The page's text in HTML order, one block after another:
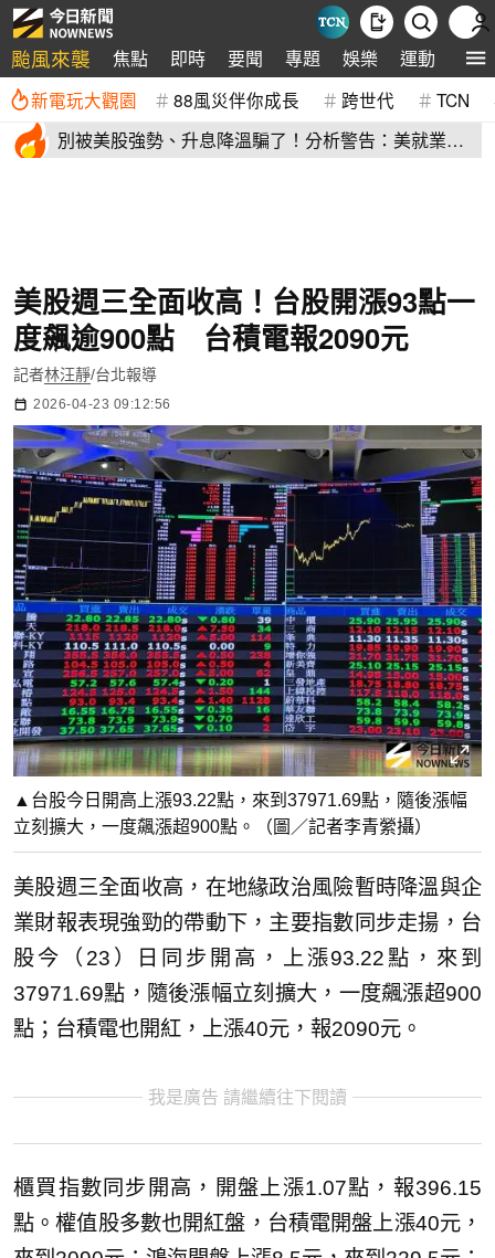
颱風來襲 焦點 即時 要聞 專題 娛樂 運動 全球
新電玩大觀園 88風災伴你成長 跨世代 TCN
別被美股強勢、升息降溫騙了！分析警告：美就業市
美股週三全面收高！台股開漲93點一
度飆逾900點 台積電報2090元
記者林汪靜/台北報導
2026-04-23 09:12:56
▲台股今日開高上漲93.22點，來到37971.69點，隨後漲幅
立刻擴大，一度飆漲超900點。（圖／記者李青縈攝）
美股週三全面收高，在地緣政治風險暫時降溫與企
業財報表現強勁的帶動下，主要指數同步走揚，台
股今（23）日同步開高，上漲93.22點，來到
37971.69點，隨後漲幅立刻擴大，一度飆漲超900
點；台積電也開紅，上漲40元，報2090元。
我是廣告 請繼續往下閱讀
櫃買指數同步開高，開盤上漲1.07點，報396.15
點。權值股多數也開紅盤，台積電開盤上漲40元，